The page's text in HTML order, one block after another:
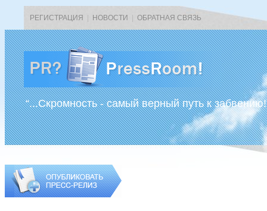
РЕГИСТРАЦИЯ НОВОСТИ ОБРАТНАЯ СВЯЗЬ
“...Скромность - самый верный путь к